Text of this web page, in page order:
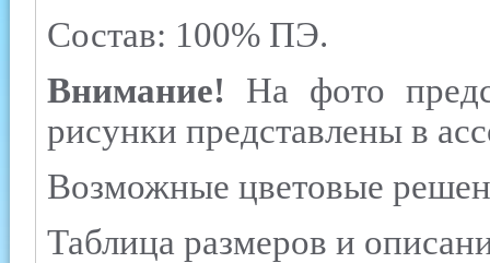
Состав: 100% ПЭ.
Внимание! На фото
рисунки представлены в
Возможные цветовые
Таблица размеров и